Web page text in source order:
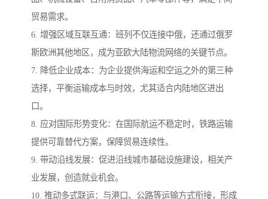
贸易需求。
6. 增强区域互联互通：班列不仅连接中俄，还通过俄罗
斯欧洲其他地区，成为亚欧大陆物流网络的关键节点。
7. 降低企业成本：为企业提供海运和空运之外的第三种
选择，平衡运输成本与时效，尤其适合内陆地区进出
口。
8. 应对国际形势变化：在国际航运不稳定时，铁路运输
提供可靠替代方案，保障贸易连续性。
9. 带动沿线发展：促进沿线城市基础设施建设，相关产
业发展，创造就业机会。
10. 推动多式联运：与港口、公路等运输方式衔接，形成